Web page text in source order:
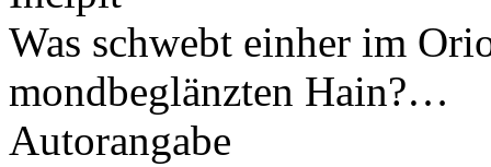
Was schwebt einher im
mondbeglänzten Hain?…
Autorangabe